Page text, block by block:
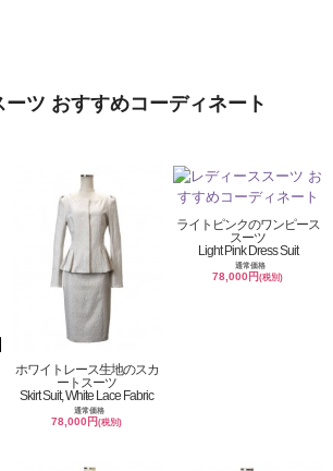
ーツ おすすめコーディネート
ホワイトレース生地のスカ
ートスーツ
Skirt Suit, White Lace Fabric
通常価格
78,000円(税別)
ライトピンクのワンピース
スーツ
Light Pink Dress Suit
通常価格
78,000円(税別)